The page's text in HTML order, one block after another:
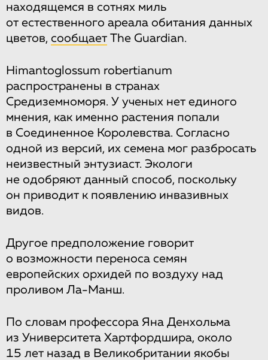
находящемся в сотнях миль
от естественного ареала обитания данных
цветов, сообщает The Guardian.
Himantoglossum robertianum
распространены в странах
Средиземноморя. У ученых нет единого
мнения, как именно растения попали
в Соединенное Королевства. Согласно
одной из версий, их семена мог разбросать
неизвестный энтузиаст. Экологи
не одобряют данный способ, поскольку
он приводит к появлению инвазивных
видов.
Другое предположение говорит
о возможности переноса семян
европейских орхидей по воздуху над
проливом Ла-Манш.
По словам профессора Яна Денхольма
из Университета Хартфордшира, около
15 лет назад в Великобритании якобы